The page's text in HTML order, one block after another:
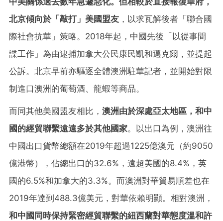
北京傾向於「敲打」美國盟友 ，以求瓦解後者「聯合國
際社會抗華」策略。2018年起，中國先後「以從事間
諜工作」為由逮捕加拿大公民康民凱和邁克爾，並提起
公訴。北京早前亦驅逐全體澳洲駐華記者，並開始對限
制進口澳洲的葡萄酒、龍蝦等商品。
而同其他美國盟友相比， 澳洲由於深處亞太地區，和中
國的經貿聯繫遠遠多於其他國家。以出口為例，澳洲往
中國出口貨幣總額在2019年超過1225億澳元（約9050
億港幣），佔總出口的32.6%，遠超美國的8.4%，英
國的6.5%和加拿大的3.3%。而澳洲對華貿易順差也在
2019年達到488.3億美元，對華依賴明顯。相對澳洲，
和中國同時保持緊密經貿聯繫的紐西蘭對華態度溫和許